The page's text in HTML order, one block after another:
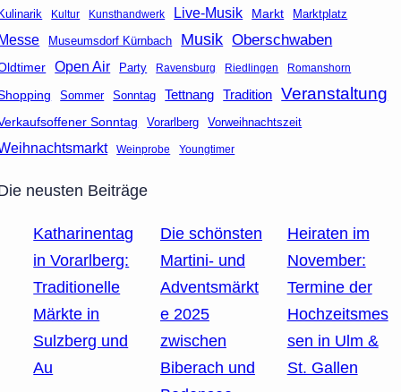
Kulinarik Kultur Kunsthandwerk Live-Musik Markt Marktplatz
Messe Museumsdorf Kürnbach Musik Oberschwaben
Open Air Party Ravensburg Riedlingen Romanshorn
Sommer Sonntag Tettnang Tradition Veranstaltung
Sonntag Vorarlberg Vorweihnachtszeit
Weinprobe Youngtimer
neusten Beiträge
Katharinentag
in Vorarlberg:
Traditionelle
Märkte in
Sulzberg und
Au
Die schönsten
Martini- und
Adventsmärkt
e 2025
zwischen
Biberach und
Heiraten im
November:
Termine der
Hochzeitsmes
sen in Ulm &
St. Gallen